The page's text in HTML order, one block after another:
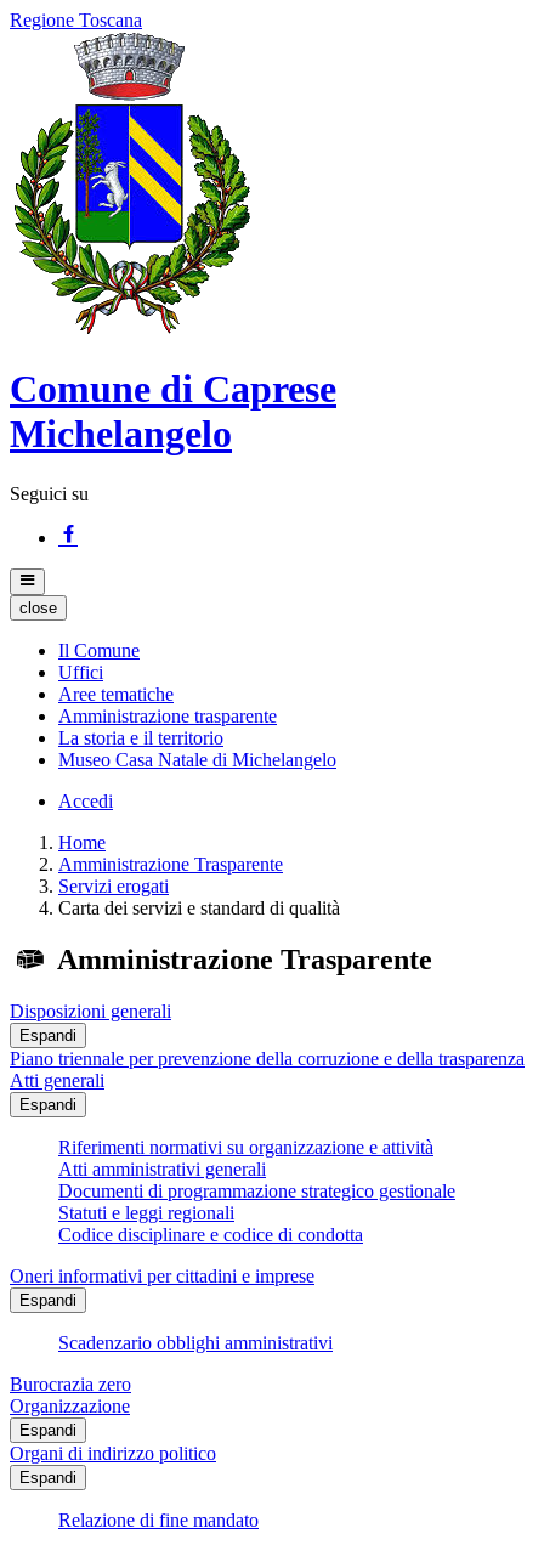
Regione Toscana
Comune di Caprese
Michelangelo
Seguici su
close
Il Comune
Uffici
Aree tematiche
Amministrazione trasparente
La storia e il territorio
Museo Casa Natale di Michelangelo
Accedi
Home
Amministrazione Trasparente
Servizi erogati
Carta dei servizi e standard di qualità
Amministrazione Trasparente
Disposizioni generali
Espandi
Piano triennale per prevenzione della corruzione e della trasparenza
Atti generali
Espandi
Riferimenti normativi su organizzazione e attività
Atti amministrativi generali
Documenti di programmazione strategico gestionale
Statuti e leggi regionali
Codice disciplinare e codice di condotta
Oneri informativi per cittadini e imprese
Espandi
Scadenzario obblighi amministrativi
Burocrazia zero
Organizzazione
Espandi
Organi di indirizzo politico
Espandi
Relazione di fine mandato